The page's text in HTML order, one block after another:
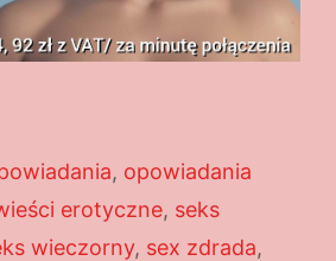
, opowiadania
erotyczne, seks
wieczorny, sex zdrada,